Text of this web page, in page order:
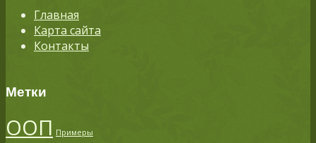
Главная
Карта сайта
Контакты
Метки
ООП Примеры